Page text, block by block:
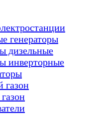
генераторы
дизельные
инверторные
газон